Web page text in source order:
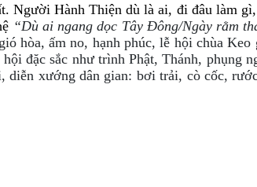
Người Hành Thiện dù là ai, đi đâu làm
“Dù ai ngang dọc Tây Đông/Ngày rằm
hòa, ấm no, hạnh phúc, lễ hội chùa
đặc sắc như trình Phật, Thánh, phụng
xướng dân gian: bơi trải, cò cốc,